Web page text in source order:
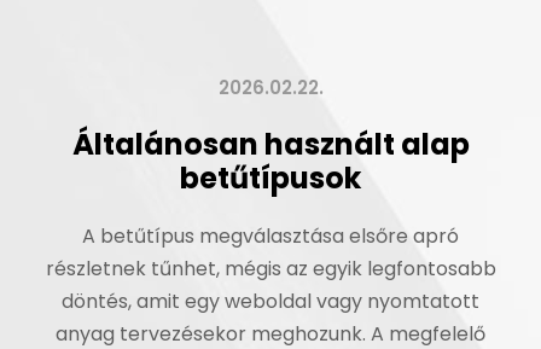
2026.02.22.
Általánosan használt alap
betűtípusok
A betűtípus megválasztása elsőre apró
részletnek tűnhet, mégis az egyik legfontosabb
döntés, amit egy weboldal vagy nyomtatott
anyag tervezésekor meghozunk. A megfelelő